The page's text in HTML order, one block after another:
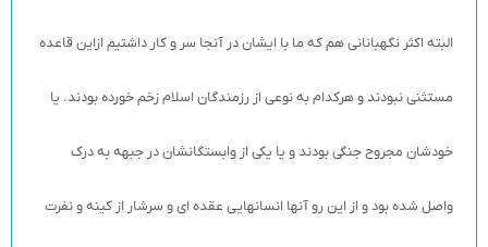
البته اکثر نگهبانانی هم که ما با ایشان در آنجا سر و کار داشتیم ازاین قاعده
مستثنی نبودند و هرکدام به نوعی از رزمندگان اسلام زخم خورده بودند. یا
خودشان مجروح جنگی بودند و یا یکی از وابستگانشان در جبهه به درک
واصل شده بود و از این رو آنها انسانهایی عقده ای و سرشار از کینه و نفرت